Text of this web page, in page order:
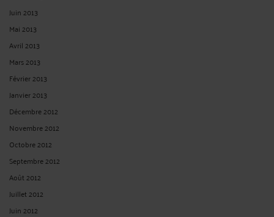
Juin 2013
Mai 2013
Avril 2013
Mars 2013
Février 2013
Janvier 2013
Décembre 2012
Novembre 2012
Octobre 2012
Septembre 2012
Août 2012
Juillet 2012
Juin 2012